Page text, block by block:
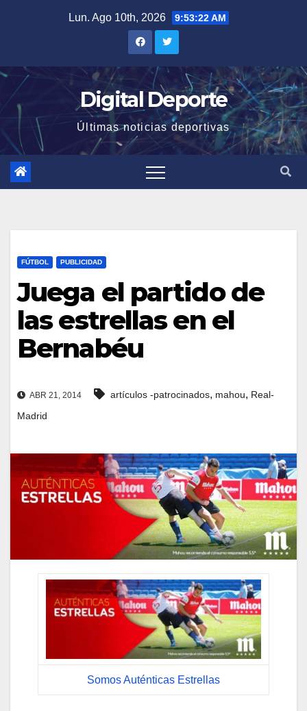
Lun. Ago 10th, 2026 9:53:22 AM
Digital Deporte
Últimas noticias deportivas
FÚTBOL PUBLICIDAD
Juega el partido de
las estrellas en el
Bernabéu
ABR 21, 2014 artículos -patrocinados, mahou, Real-
Madrid
Somos Auténticas Estrellas